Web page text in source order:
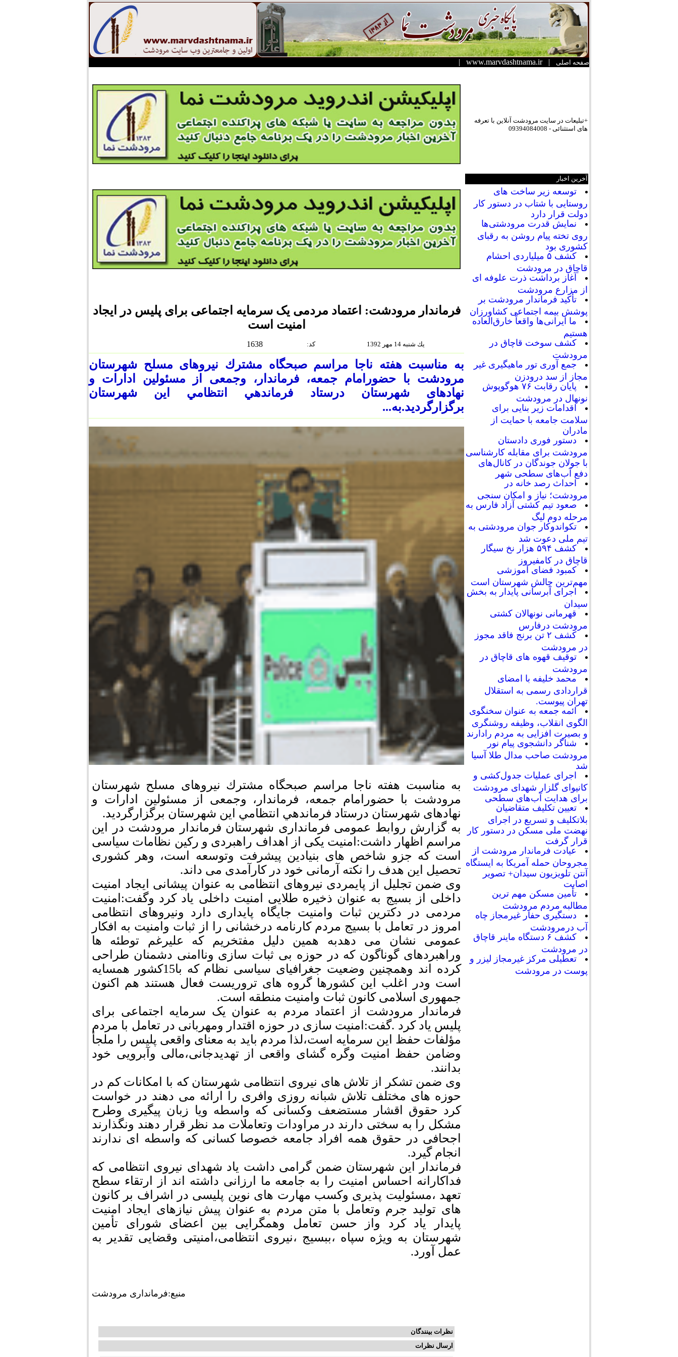
صفحه اصلی |
www.marvdashtnama.ir
|
+تبلیعات در سایت مرودشت آنلاین با تعرفه
های استثنائی - 09394084008
آخرین اخبار
توسعه زیر ساخت های
روستایی با شتاب در دستور کار
دولت قرار دارد
نمایش قدرت مرودشتی‌ها
روی تخته پیام روشن به رقبای
کشوری بود
کشف ۵ میلیاردی احشام
قاچاق در مرودشت
آغاز برداشت ذرت علوفه ای
از مزارع مرودشت
تأکید فرماندار مرودشت بر
پوشش بیمه اجتماعی کشاورزان
ما ایرانی‌ها واقعاً خارق‌العاده
هستیم
کشف سوخت قاچاق در
مرودشت
جمع آوری تور ماهیگیری غیر
مجاز از سد درودزن
پایان رقابت‌ ۷۶ هوگوپوش
نونهال در مرودشت
اقدامات زیر بنایی برای
سلامت جامعه با حمایت از
مادران
دستور فوری دادستان
مرودشت برای مقابله کارشناسی
با جولان جوندگان در کانال‌های
دفع آب‌های سطحی شهر
احداث رصد خانه در
مرودشت؛ نیاز و امکان سنجی
صعود تیم کشتی آزاد فارس به
مرحله دوم لیگ
تکواندوکار جوان مرودشتی به
تیم ملی دعوت شد
کشف ۵۹۴ هزار نخ سیگار
قاچاق در کامفیروز
کمبود فضای آموزشی
مهم‌ترین چالش شهرستان است
اجرای آبرسانی پایدار به بخش
سیدان
قهرمانی نونهالان کشتی
مرودشت درفارس
کشف ۲ تن برنج فاقد مجوز
در مرودشت
توقیف قهوه های قاچاق در
مرودشت
محمد خلیفه با امضای
قراردادی رسمی به استقلال
تهران پیوست.
ائمه جمعه به عنوان سخنگوی
الگوی انقلاب، وظیفه روشنگری
و بصیرت افزایی به مردم رادارند
شناگر دانشجوی پیام نور
مرودشت صاحب مدال طلا آسیا
شد
اجرای عملیات جدول‌کشی و
کانیوای گلزار شهدای مرودشت
برای هدایت آب‌های سطحی
تعیین تکلیف متقاضیان
بلاتکلیف و تسریع در اجرای
نهضت ملی مسکن در دستور کار
قرار گرفت
عیادت فرماندار مرودشت از
مجروحان حمله آمریکا به ایستگاه
آنتن تلویزیون سیدان+ تصویر
اصابت
تأمین مسکن مهم ترین
مطالبه مردم مرودشت
دستگیری حفار غیرمجاز چاه
آب درمرودشت
کشف ۶ دستگاه ماینر قاچاق
در مرودشت
تعطیلی مرکز غیرمجاز لیزر و
پوست در مرودشت
فرماندار مرودشت: اعتماد مردمی یک سرمایه اجتماعی برای پلیس در ایجاد
امنیت است
1638 :كد يك شنبه 14 مهر 1392
به مناسبت هفته ناجا مراسم صبحگاه مشترك نیروهای مسلح شهرستان
مرودشت با حضورامام جمعه، فرماندار، وجمعی از مسئولین ادارات و
نهادهای شهرستان درستاد فرماندهي انتظامي این شهرستان
برگزارگرديد.به...
به مناسبت هفته ناجا مراسم صبحگاه مشترك نیروهای مسلح شهرستان
مرودشت با حضورامام جمعه، فرماندار، وجمعی از مسئولین ادارات و
نهادهای شهرستان درستاد فرماندهي انتظامي این شهرستان برگزارگرديد.
به گزارش روابط عمومی فرمانداری شهرستان فرماندار مرودشت در این
مراسم اظهار داشت:امنیت یکی از اهداف راهبردی و رکین نظامات سیاسی
است که جزو شاخص های بنیادین پیشرفت وتوسعه است، وهر کشوری
تحصیل این هدف را نکته آرمانی خود در کارآمدی می داند.
وی ضمن تجلیل از پایمردی نیروهای انتظامی به عنوان پیشانی ایجاد امنیت
داخلی از بسیج به عنوان ذخیره طلایی امنیت داخلی یاد کرد وگفت:امنیت
مردمی در دکترین ثبات وامنیت جایگاه پایداری دارد ونیروهای انتظامی
امروز در تعامل با بسیج مردم کارنامه درخشانی را از ثبات وامنیت به افکار
عمومی نشان می دهدبه همین دلیل مفتخریم که علیرغم توطئه ها
وراهبردهای گوناگون که در حوزه بی ثبات سازی وناامنی دشمنان طراحی
کرده اند وهمچنین وضعیت جغرافیای سیاسی نظام که با15کشور همسایه
است ودر اغلب این کشورها گروه های تروریست فعال هستند هم اکنون
جمهوری اسلامی کانون ثبات وامنیت منطقه است.
فرماندار مرودشت از اعتماد مردم به عنوان یک سرمایه اجتماعی برای
پلیس یاد کرد .گفت:امنیت سازی در حوزه اقتدار ومهربانی در تعامل با مردم
مؤلفات حفظ این سرمایه است،لذا مردم باید به معنای واقعی پلیس را ملجأ
وضامن حفظ امنیت وگره گشای واقعی از تهدیدجانی،مالی وآبرویی خود
بدانند.
وی ضمن تشکر از تلاش های نیروی انتظامی شهرستان که با امکانات کم در
حوزه های مختلف تلاش شبانه روزی وافری را ارائه می دهند در خواست
کرد حقوق اقشار مستضعف وکسانی که واسطه ویا زبان پیگیری وطرح
مشکل را به سختی دارند در مراودات وتعاملات مد نظر قرار دهند ونگذارند
اجحافی در حقوق همه افراد جامعه خصوصا کسانی که واسطه ای ندارند
انجام گیرد.
فرماندار این شهرستان ضمن گرامی داشت یاد شهدای نیروی انتظامی که
فداکارانه احساس امنیت را به جامعه ما ارزانی داشته اند از ارتقاء سطح
تعهد ،مسئولیت پذیری وکسب مهارت های نوین پلیسی در اشراف بر کانون
های تولید جرم وتعامل با متن مردم به عنوان پیش نیازهای ایجاد امنیت
پایدار یاد کرد واز حسن تعامل وهمگرایی بین اعضای شورای تأمین
شهرستان به ویژه سپاه ،ببسیج ،نیروی انتظامی،امنیتی وقضایی تقدیر به
عمل آورد.
منبع:فرمانداری مرودشت
نظرات بینندگان
ارسال نظرات